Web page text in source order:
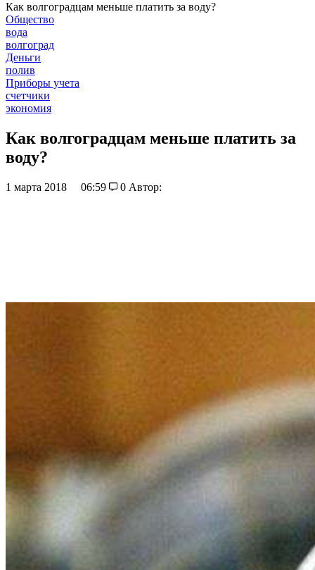
Как волгоградцам меньше платить за воду?
Общество
вода
волгоград
Деньги
полив
Приборы учета
счетчики
экономия
Как волгоградцам меньше платить за
воду?
1 марта 2018 06:59 0 Автор: